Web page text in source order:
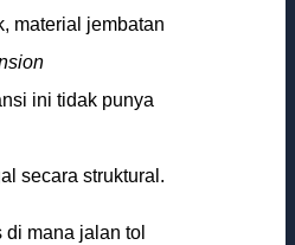
material jembatan
ini tidak punya
secara struktural.
mana jalan tol